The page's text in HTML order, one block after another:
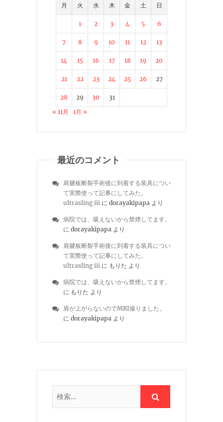
月 火 水 木 金 土 日
1 2 3 4 5 6
7 8 9 10 11 12 13
14 15 16 17 18 19 20
21 22 23 24 25 26 27
28 29 30
31
« 11月
1月 »
最近のコメント
肩腱板断裂手術後に到着する装具につい
て実際使って記事にしてみた。
ultrasling iii に dorayakipapa より
病院では、吸えないから禁煙してます。
に dorayakipapa より
肩腱板断裂手術後に到着する装具につい
て実際使って記事にしてみた。
ultrasling iii に もりた より
病院では、吸えないから禁煙してます。
に もりた より
肩が上がらないのでMRI撮りました。
に dorayakipapa より